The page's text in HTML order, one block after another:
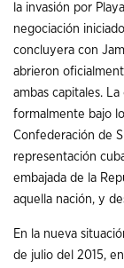
la invasión por
negociación
concluyera con
abrieron
ambas capitales.
formalmente bajo
Confederación de
representación
embajada de la
aquella nación, y
En la nueva
de julio del 2015,